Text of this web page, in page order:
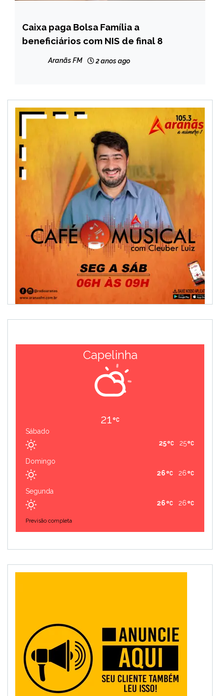
BRASIL
NOTÍCIAS
Caixa paga Bolsa Família a
beneficiários com NIS de final 8
Aranãs FM 2 anos ago
Capelinha
21
Sábado
25
25
Domingo
26
26
Segunda
26
26
Previsão completa